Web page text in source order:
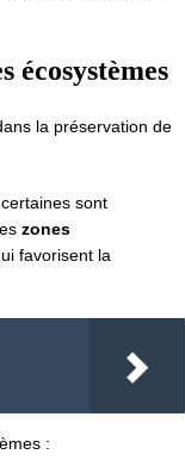
écosystèmes
la préservation de
sont
zones
favorisent la
: